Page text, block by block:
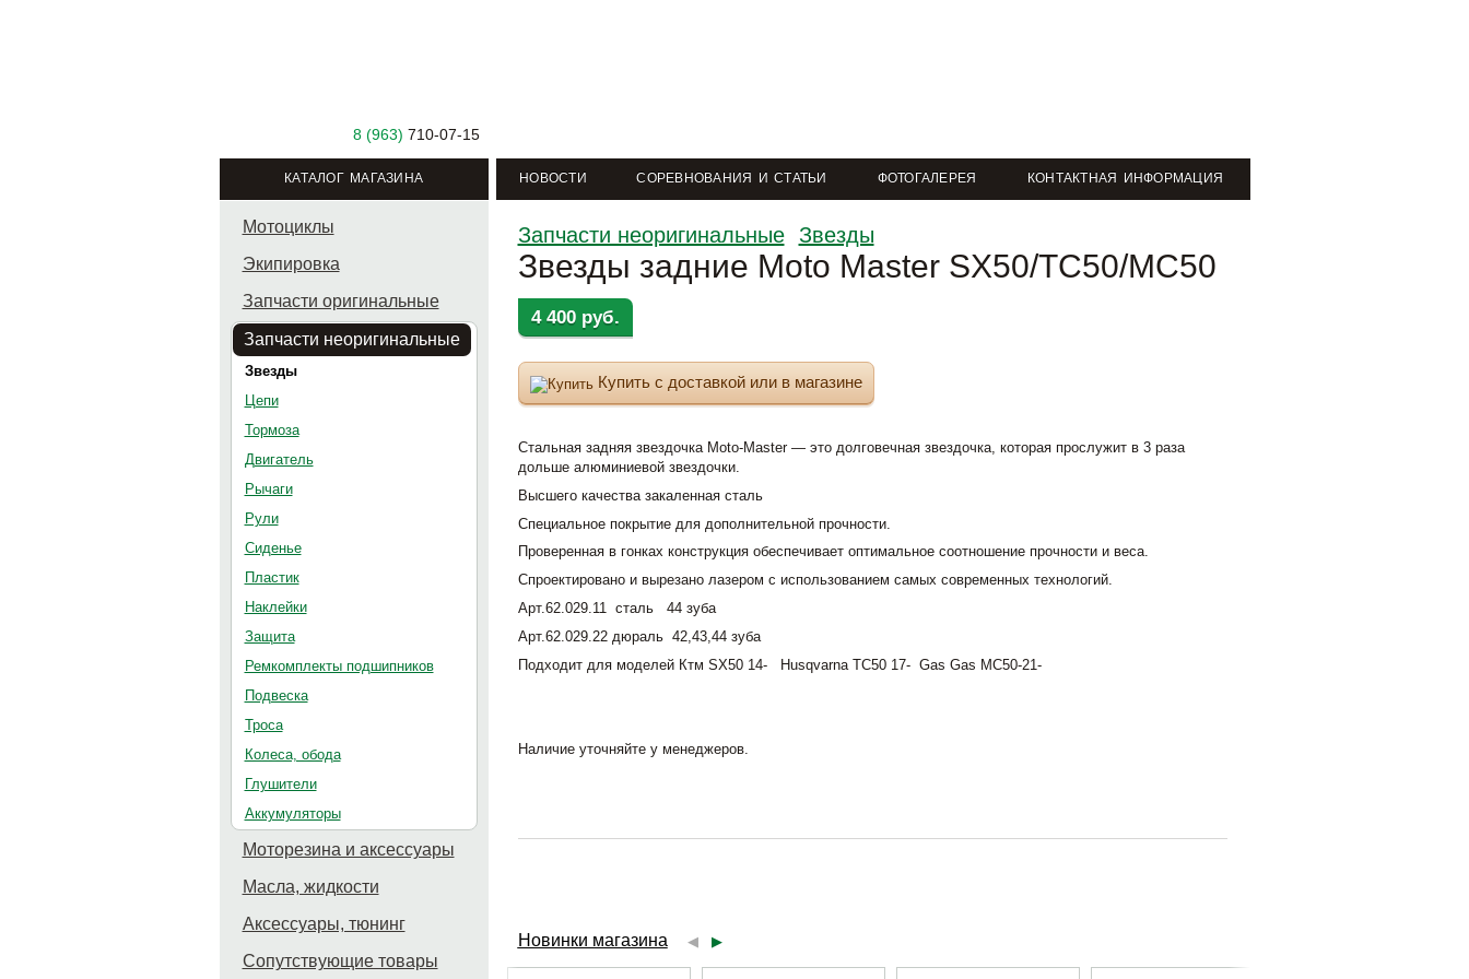
8 (963) 710-07-15
КАТАЛОГ МАГАЗИНА НОВОСТИ СОРЕВНОВАНИЯ И СТАТЬИ ФОТОГАЛЕРЕЯ КОНТАКТНАЯ ИНФОРМАЦИЯ
Мотоциклы
Экипировка
Запчасти оригинальные
Запчасти неоригинальные
Звезды
Цепи
Тормоза
Двигатель
Рычаги
Рули
Сиденье
Пластик
Наклейки
Защита
Ремкомплекты подшипников
Подвеска
Троса
Колеса, обода
Глушители
Аккумуляторы
Моторезина и аксессуары
Масла, жидкости
Аксессуары, тюнинг
Сопутствующие товары
Запчасти неоригинальные Звезды
Звезды задние Moto Master SX50/TC50/MC50
4 400 руб.
Купить с доставкой или в магазине
Стальная задняя звездочка Moto-Master — это долговечная звездочка, которая прослужит в 3 раза
дольше алюминиевой звездочки.
Высшего качества закаленная сталь
Специальное покрытие для дополнительной прочности.
Проверенная в гонках конструкция обеспечивает оптимальное соотношение прочности и веса.
Спроектировано и вырезано лазером с использованием самых современных технологий.
Арт.62.029.11 сталь 44 зуба
Арт.62.029.22 дюраль 42,43,44 зуба
Подходит для моделей Ктм SX50 14- Husqvarna TC50 17- Gas Gas MC50-21-
Наличие уточняйте у менеджеров.
Новинки магазина ◀ ▶